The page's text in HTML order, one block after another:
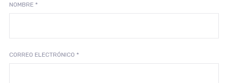
NOMBRE *
CORREO ELECTRÓNICO *